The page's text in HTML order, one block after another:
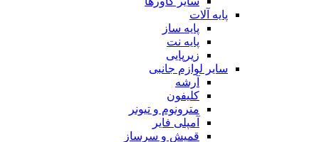
پایه آلات
پایه ساز
پایه نت
زیرپایی
سایر لوازم جانبی
آرشه
کلیفون
مترونوم و تیونر
آمپلی فایر
قمیش و سرساز